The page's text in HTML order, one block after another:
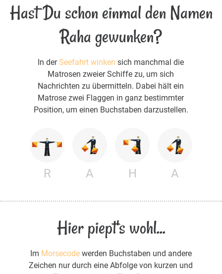
Hast Du schon einmal den Namen
Raha gewunken?
In derSeefahrt winken sich manchmal die
Matrosen zweier Schiffe zu, um sich
Nachrichten zu übermitteln. Dabei hält ein
Matrose zwei Flaggen in ganz bestimmter
Position, um einen Buchstaben darzustellen.
R A H A
Hier piept's wohl...
Im Morsecodewerden Buchstaben und andere
Zeichen nur durch eine Abfolge von kurzen und